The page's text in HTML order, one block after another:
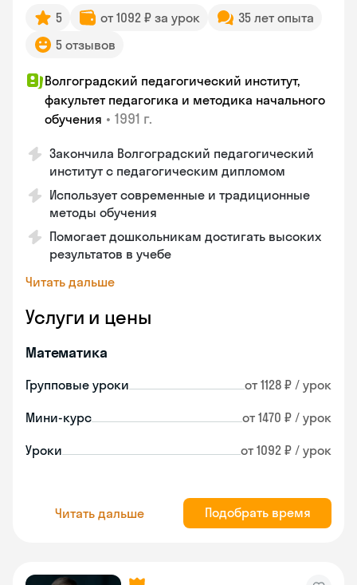
5 от 1092 ₽ за урок
35 лет опыта
5 отзывов
Волгоградский педагогический институт,
факультет педагогика и методика начального
обучения • 1991 г.
Закончила Волгоградский педагогический
институт с педагогическим дипломом
Использует современные и традиционные
методы обучения
Помогает дошкольникам достигать высоких
результатов в учебе
Читать дальше
Услуги и цены
Математика
Групповые уроки от 1128 ₽ / урок
Мини-курс от 1470 ₽ / урок
Уроки от 1092 ₽ / урок
Читать дальше Подобрать время